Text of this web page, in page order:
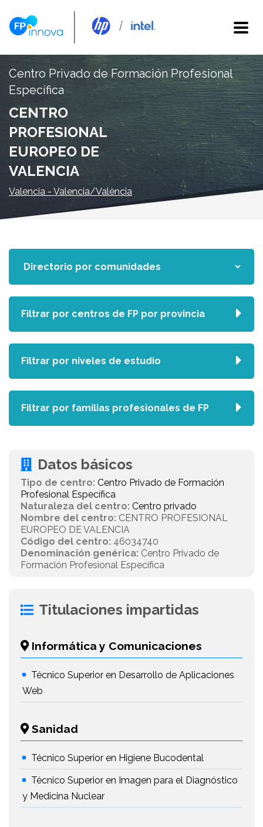
Centro Privado de Formación Profesional
Específica
CENTRO
PROFESIONAL
EUROPEO DE
VALENCIA
Valencia - Valencia/València
Datos básicos
Tipo de centro: Centro Privado de Formación
Profesional Específica
Naturaleza del centro: Centro privado
Nombre del centro: CENTRO PROFESIONAL
EUROPEO DE VALENCIA
Código del centro: 46034740
Denominación genérica: Centro Privado de
Formación Profesional Específica
Titulaciones impartidas
Informática y Comunicaciones
Técnico Superior en Desarrollo de Aplicaciones
Web
Sanidad
Técnico Superior en Higiene Bucodental
Técnico Superior en Imagen para el Diagnóstico
y Medicina Nuclear
Filtrar por centros de FP por provincia
Filtrar por niveles de estudio
Filtrar por familias profesionales de FP